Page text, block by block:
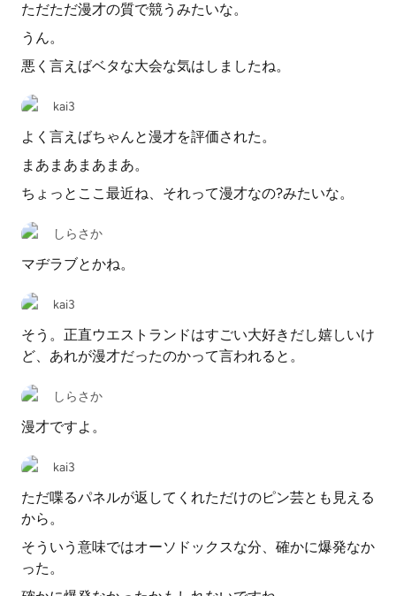
ただただ漫才の質で競うみたいな。
うん。
悪く言えばベタな大会な気はしましたね。
kai3
よく言えばちゃんと漫才を評価された。
まあまあまあまあ。
ちょっとここ最近ね、それって漫才なの?みたいな。
しらさか
マヂラブとかね。
kai3
そう。正直ウエストランドはすごい大好きだし嬉しいけ
ど、あれが漫才だったのかって言われると。
しらさか
漫才ですよ。
kai3
ただ喋るパネルが返してくれただけのピン芸とも見える
から。
そういう意味ではオーソドックスな分、確かに爆発なか
った。